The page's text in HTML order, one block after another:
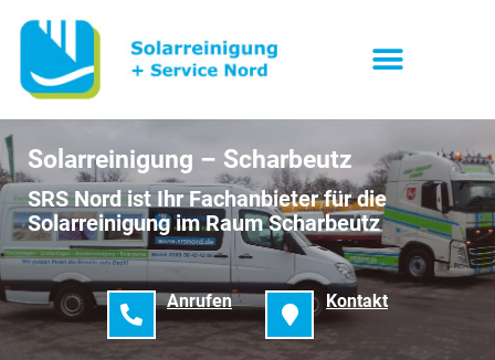
Solarreinigung – Scharbeutz
SRS Nord ist Ihr Fachanbieter für die
Solarreinigung im Raum Scharbeutz
Anrufen Kontakt